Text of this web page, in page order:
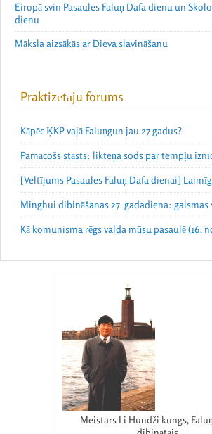
Eiropā svin Pasaules Faluņ Dafa dienu un
dienu
Māksla aizsākās ar Dieva slavināšanu
Praktizētāju forums
Kāpēc ĶKP vajā Faluņgun jau 27 gadus?
Pamācošs stāsts: likteņa sods par tempļu
[Veltījums Pasaules Faluņ Dafa dienai]
Minghui dibināšanas 27. gadadiena: gaismas
Kā komunisma rēgs valda mūsu pasaulē (16.
Meistars Li Hundži kungs,